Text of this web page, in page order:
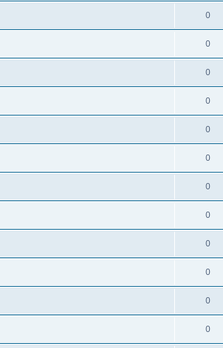
0
0
0
0
0
0
0
0
0
0
0
0